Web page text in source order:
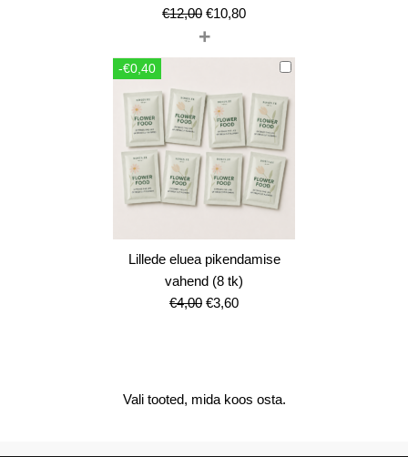
€12,00 Algne
hind
oli:
€10,80Current
is:
€10,80.
+
-€0,40
Lillede eluea pikendamise
vahend (8 tk)
€4,00 Algne
€3,60Current
Vali tooted, mida koos osta.